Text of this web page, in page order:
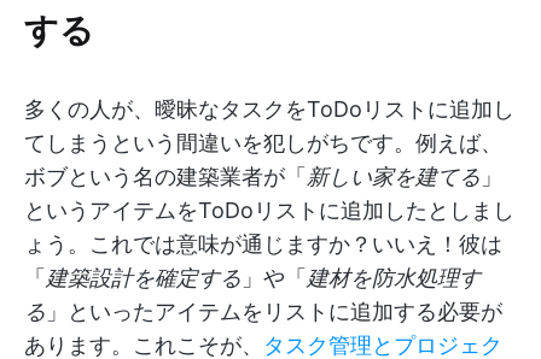
する
多くの人が、曖昧なタスクをToDoリストに追加し
てしまうという間違いを犯しがちです。例えば、
ボブという名の建築業者が「新しい家を建てる 」
というアイテムをToDoリストに追加したとしまし
ょう。これでは意味が通じますか？いいえ！彼は
「建築設計を確定する 」や「建材を防水処理す
る 」といったアイテムをリストに追加する必要が
あります。これこそが、 タスク管理とプロジェク